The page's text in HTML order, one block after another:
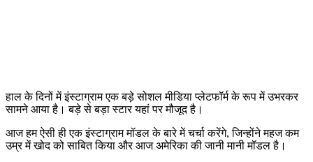
हाल के दिनों में इंस्टाग्राम एक बड़े सोशल मीडिया प्लेटफॉर्म के रूप में उभरकर
सामने आया है। बड़े से बड़ा स्टार यहां पर मौजूद है।
आज हम ऐसी ही एक इंस्टाग्राम मॉडल के बारे में चर्चा करेंगे, जिन्होंने महज कम
उम्र में खोद को साबित किया और आज अमेरिका की जानी मानी मॉडल है।